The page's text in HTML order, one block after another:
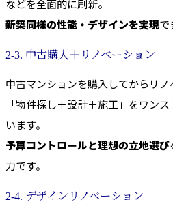
などを全面的に刷新。
新築同様の性能・デザインを実現で
2-3. 中古購入＋リノベーション
中古マンションを購入してからリノ
「物件探し＋設計＋施工」をワン
います。
予算コントロールと理想の立地選び
力です。
2-4. デザインリノベーション